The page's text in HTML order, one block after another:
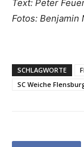
Text: Peter
Fotos: Benjamin
SCHLAGWORTE
SC Weiche